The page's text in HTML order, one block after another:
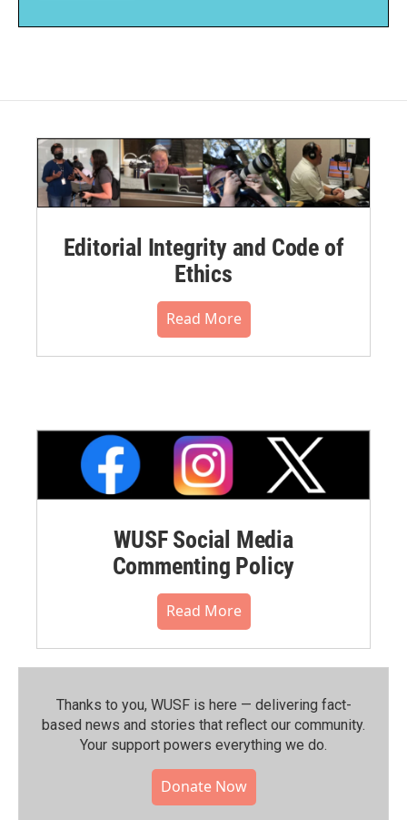
Editorial Integrity and Code of
Ethics
Read More
WUSF Social Media
Commenting Policy
Read More
Thanks to you, WUSF is here — delivering fact-
based news and stories that reflect our community.⁠
Your support powers everything we do.
Donate Now